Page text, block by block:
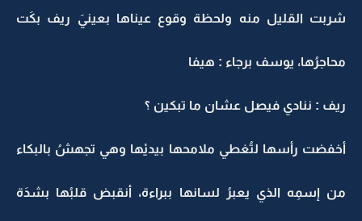
شربت القليل منه ولحظة وقوع عيناها بعينيَ ريف بكَت
محاجرُها، يوسف برجاء : هيفا
ريف : ننادي فيصل عشان ما تبكين ؟
أخفضت رأسها لتُغطي ملامحها بيديْها وهي تجهشُ بالبكاء
من إسمِه الذي يعبرُ لسانها ببراءة، أنقبض قلبُها بشدَة